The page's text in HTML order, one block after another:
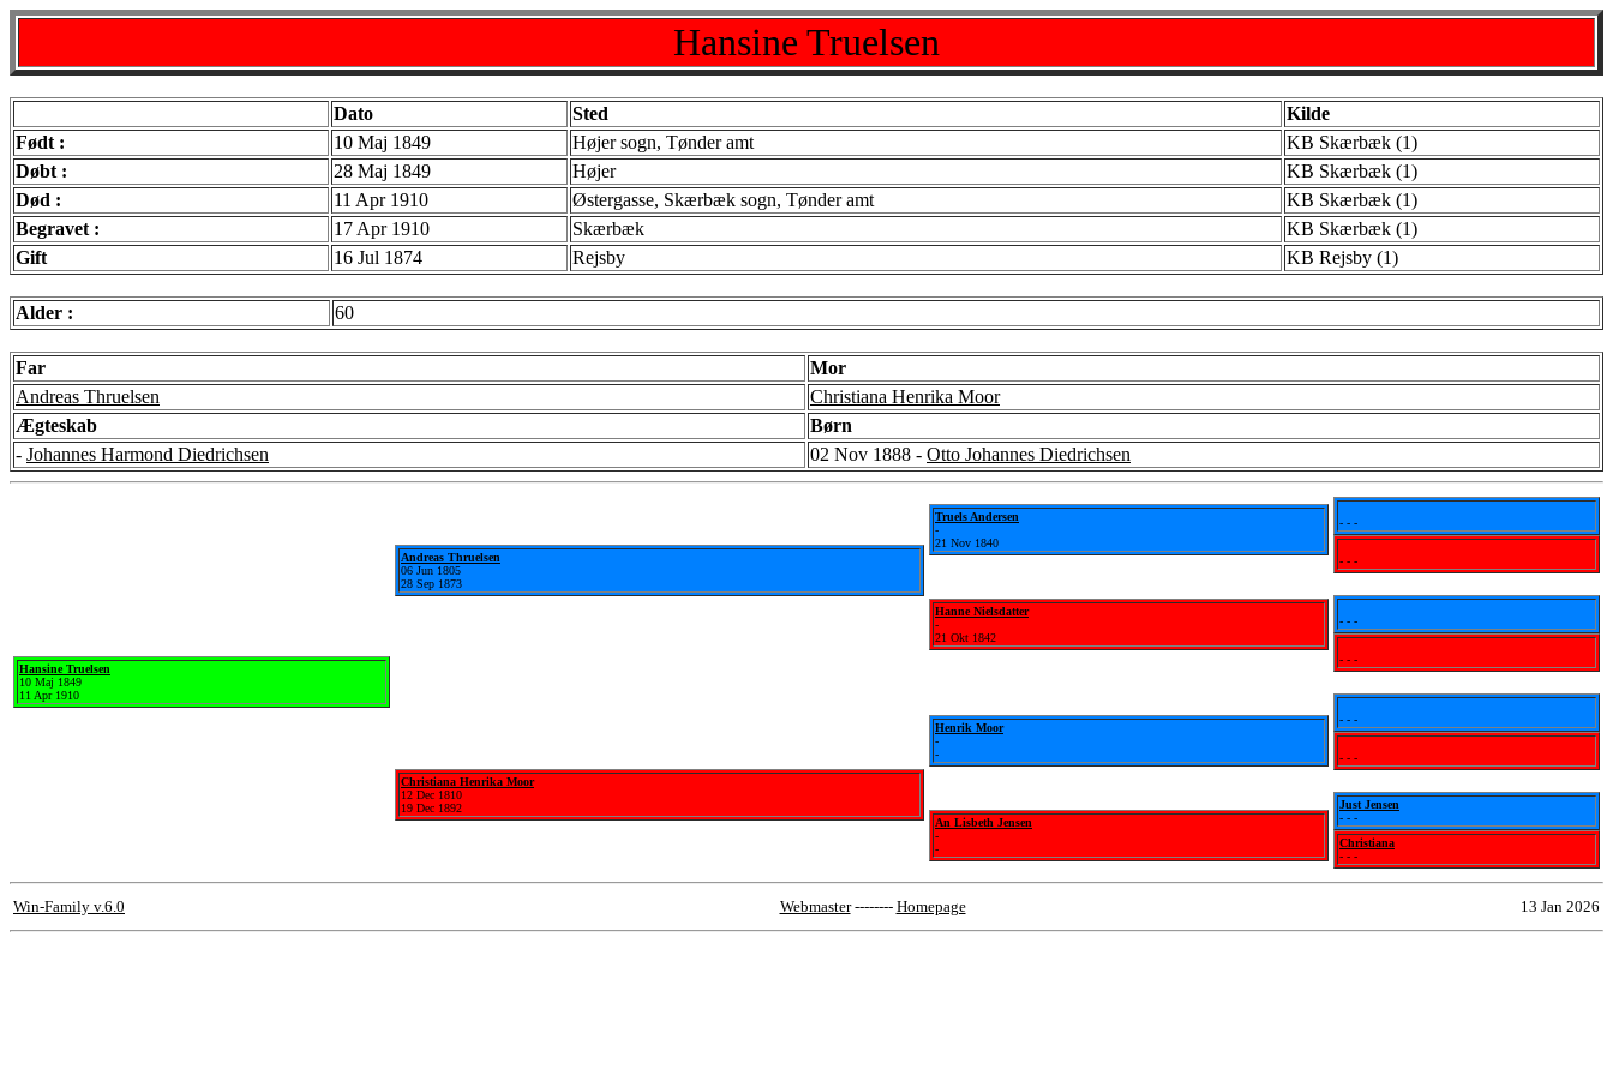
Hansine Truelsen
Dato Sted
Kilde
Født :
10 Maj 1849 Højer sogn, Tønder amt
KB Skærbæk (1)
Døbt :
28 Maj 1849 Højer
KB Skærbæk (1)
Død :
11 Apr 1910 Østergasse, Skærbæk sogn, Tønder amt
KB Skærbæk (1)
Begravet :
17 Apr 1910 Skærbæk
KB Skærbæk (1)
Gift
16 Jul 1874 Rejsby KB Rejsby (1)
Alder : 60
Far
Mor
Andreas Thruelsen
Christiana Henrika Moor
Ægteskab
Børn
- Johannes Harmond Diedrichsen 02 Nov 1888 - Otto Johannes Diedrichsen
Hansine Truelsen
10 Maj 1849
11 Apr 1910
Andreas Thruelsen
06 Jun 1805
28 Sep 1873
Christiana Henrika Moor
12 Dec 1810
19 Dec 1892
Truels Andersen
-
21 Nov 1840
Hanne Nielsdatter
-
21 Okt 1842
Henrik Moor
-
-
An Lisbeth Jensen
-
-
- - -
- - -
- - -
- - -
- - -
- - -
Just Jensen
- - -
Christiana
- - -
Win-Family v.6.0 Webmaster-------- Homepage 13 Jan 2026